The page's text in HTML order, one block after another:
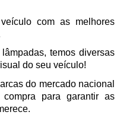
com as melhores
temos diversas
do seu veículo!
do mercado nacional
para garantir as